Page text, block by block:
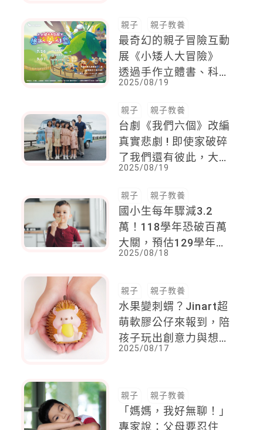
親子 親子教養
最奇幻的親子冒險互動
展《小矮人大冒險》
透過手作立體書、科技
解謎遊戲一起拯救夢幻
島
2025/08/19
親子 親子教養
台劇《我們六個》改編
真實悲劇 ! 即使家破碎
了我們還有彼此，大結
局：最痛的過去，孕育
出最深的親情
2025/08/19
親子 親子教養
國小生每年驟減3.2
萬！118學年恐破百萬
大關，預估129學年更
將剩下不到69萬人
2025/08/18
親子 親子教養
水果變刺蝟？Jinart超
萌軟膠公仔來報到，陪
孩子玩出創意力與想像
力！
2025/08/17
親子 親子教養
「媽媽，我好無聊！」
專家說：父母要忍住